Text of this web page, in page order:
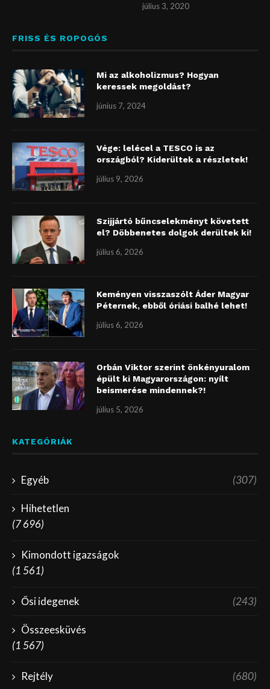
július 3, 2020
FRISS ÉS ROPOGÓS
Mi az alkoholizmus? Hogyan
keressek megoldást?
június 7, 2024
Vége: lelécel a TESCO is az
országból? Kiderültek a részletek!
július 9, 2026
Szijjártó bűncselekményt követett
el? Döbbenetes dolgok derültek ki!
július 6, 2026
Keményen visszaszólt Áder Magyar
Péternek, ebből óriási balhé lehet!
július 6, 2026
Orbán Viktor szerint önkényuralom
épült ki Magyarországon: nyílt
beismerése mindennek?!
július 5, 2026
KATEGÓRIÁK
Egyéb (307)
Hihetetlen
(7 696)
Kimondott igazságok
(1 561)
Ősi idegenek (243)
Összeesküvés
(1 567)
Rejtély (680)